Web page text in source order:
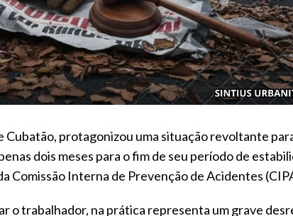
protagonizou uma situação revoltante
dois meses para o fim de seu período de
Comissão Interna de Prevenção de Acidentes
o trabalhador, na prática representa um grave